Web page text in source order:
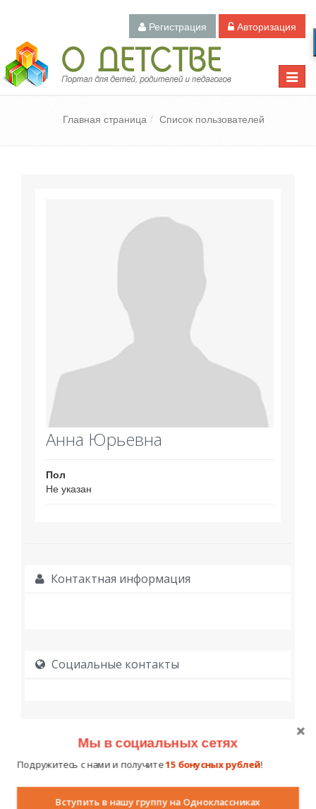
Регистрация Авторизация
Toggle
Педагогический портал «О детстве»
Главная страница Список пользователей
Анна Юрьевна
Пол
Не указан
Контактная информация
Социальные контакты
Мы в социальных сетях
Подружитесь с нами и получите15 бонусных рублей!
Вступить в нашу группу на Одноклассниках